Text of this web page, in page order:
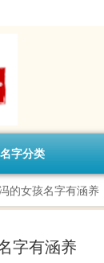
名字分类
的女孩名字有涵养
字有涵养